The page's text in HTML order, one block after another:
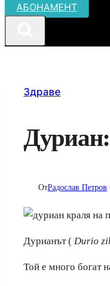
АБОНАМЕНТ
Здраве
ОтРадослав Петров
Дурианът ( Durio
Той е много богат